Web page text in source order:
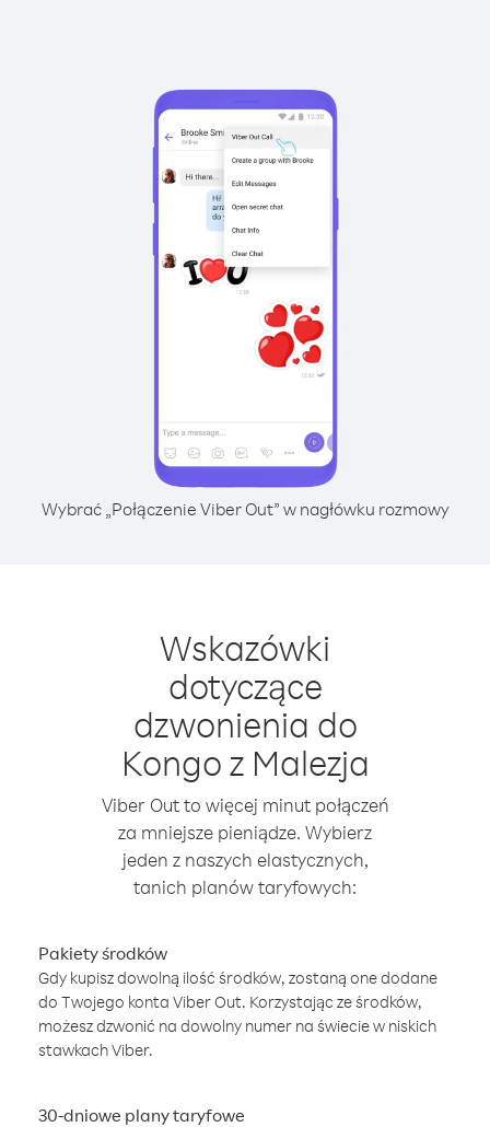
Wybrać „Połączenie Viber Out” w nagłówku rozmowy
Wskazówki
dotyczące
dzwonienia do
Kongo z Malezja
Viber Out to więcej minut połączeń
za mniejsze pieniądze. Wybierz
jeden z naszych elastycznych,
tanich planów taryfowych:
Pakiety środków
Gdy kupisz dowolną ilość środków, zostaną one dodane
do Twojego konta Viber Out. Korzystając ze środków,
możesz dzwonić na dowolny numer na świecie w niskich
stawkach Viber.
30-dniowe plany taryfowe